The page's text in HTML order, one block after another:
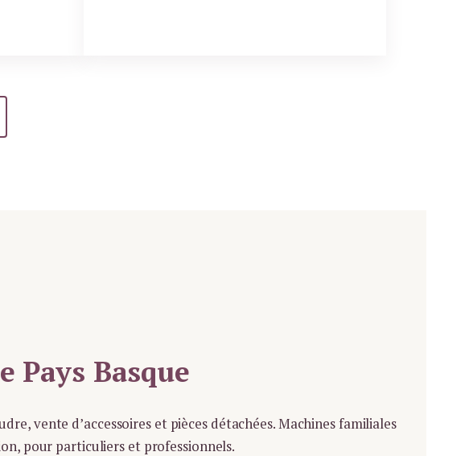
Pays Basque
vente d’accessoires et pièces détachées. Machines familiales
pour particuliers et professionnels.